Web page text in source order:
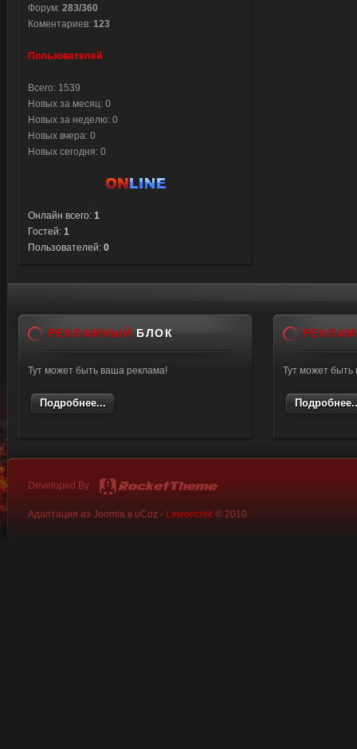
Форум: 283/360
Коментариев: 123
Пользователей
Всего: 1539
Новых за месяц: 0
Новых за неделю: 0
Новых вчера: 0
Новых сегодня: 0
Онлайн всего: 1
Гостей: 1
Пользователей: 0
РЕКЛАМНЫЙ БЛОК
Тут может быть ваша реклама!
Подробнее...
Тут может
Developed By
Адаптация из Joomla в uCoz - Lewonchik© 2010